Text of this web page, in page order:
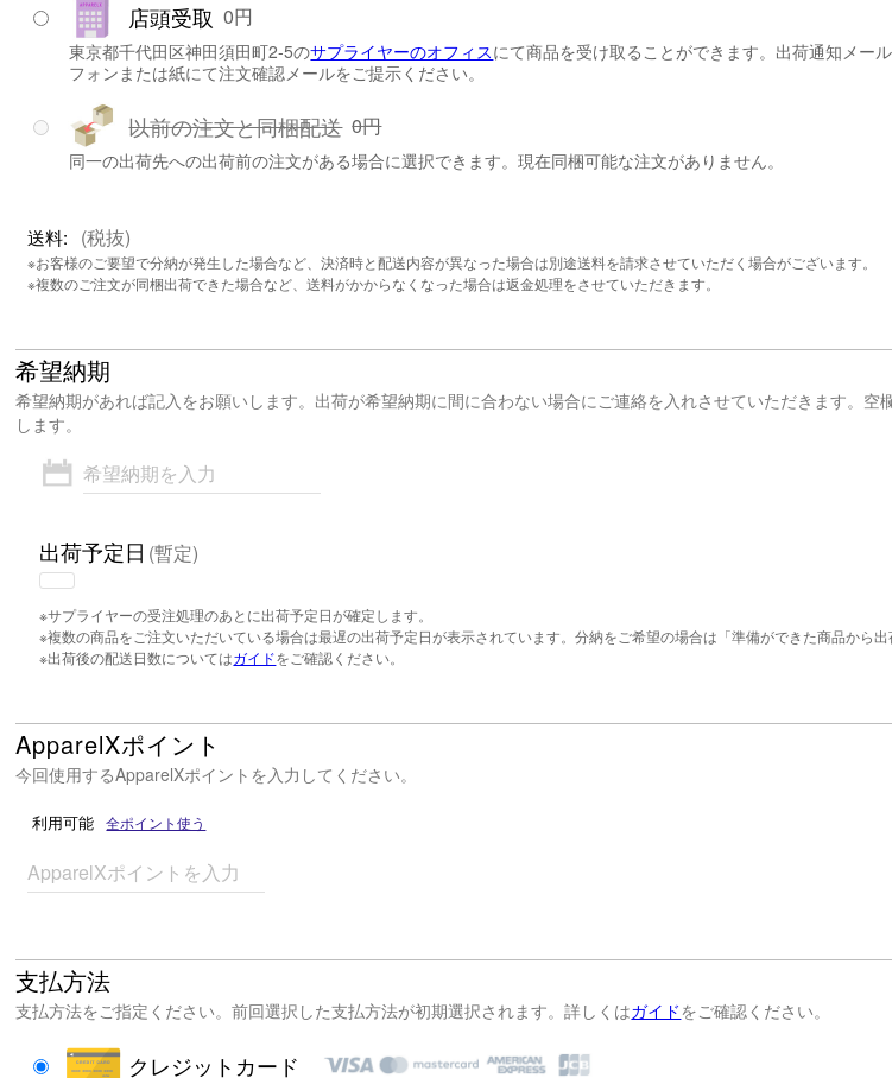
店頭受取 0円
東京都千代田区神田須田町2-5のサプライヤーのオフィスにて商品を受け取ることができます。出荷通知メー
フォンまたは紙にて注文確認メールをご提示ください。
以前の注文と同梱配送 0円
同一の出荷先への出荷前の注文がある場合に選択できます。現在同梱可能な注文がありません。
送料: (税抜)
※お客様のご要望で分納が発生した場合など、決済時と配送内容が異なった場合は別途送料を請求させていただく場合がございます。
※複数のご注文が同梱出荷できた場合など、送料がかからなくなった場合は返金処理をさせていただきます。
希望納期
希望納期があれば記入をお願いします。出荷が希望納期に間に合わない場合にご連絡を入れさせていただきます。空
します。
希望納期を入力
出荷予定日 (暫定)
※サプライヤーの受注処理のあとに出荷予定日が確定します。
※複数の商品をご注文いただいている場合は最遅の出荷予定日が表示されています。分納をご希望の場合は「準備ができた商品から出
※出荷後の配送日数についてはガイドをご確認ください。
ApparelXポイント
今回使用するApparelXポイントを入力してください。
利用可能 全ポイント使う
ApparelXポイントを入力
支払方法
支払方法をご指定ください。前回選択した支払方法が初期選択されます。詳しくはガイドをご確認ください。
クレジットカード